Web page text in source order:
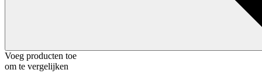
Voeg producten toe
om te vergelijken